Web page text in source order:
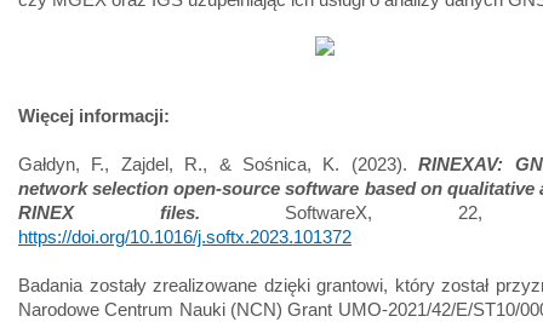
Więcej informacji:
Gałdyn, F., Zajdel, R., & Sośnica, K. (2023).RINEXAV:
network selection open-source software based on qualitative
RINEX files. SoftwareX, 22,
https://doi.org/10.1016/j.softx.2023.101372
Badania zostały zrealizowane dzięki grantowi, który został
Narodowe Centrum Nauki (NCN) Grant UMO-2021/42/E/ST10/